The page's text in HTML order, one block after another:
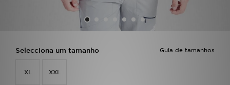
Guia de tamanhos
Selecciona um tamanho
XL XXL
ESTADO DO TEU PEDIDO